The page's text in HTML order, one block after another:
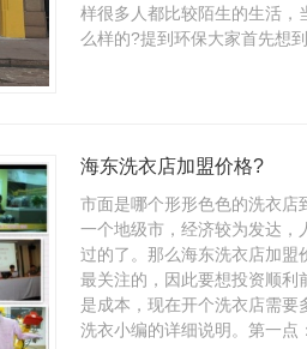
样很多人都比较陌生的生活，
么样的?提到环保大家首先想
海东洗衣店加盟价格?
市面是哪个形形色色的洗衣店
一个地级市，经济较为发达，
过的了。那么海东洗衣店加盟
最关注的，因此要想投资顺利
是成本，现在开个洗衣店需
洗衣小编的详细说明。第一点